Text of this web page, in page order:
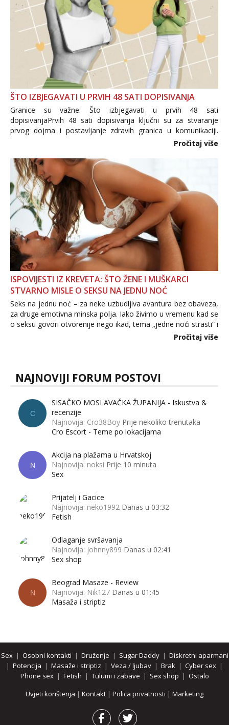
ŠTO IZBJEGAVATI U PRVIH 48 SATI DOPISIVANJA
Granice su važne: Što izbjegavati u prvih 48 sati
dopisivanjaPrvih 48 sati dopisivanja ključni su za stvaranje
prvog dojma i postavljanje zdravih granica u komunikaciji.
Važno je izbjeći prebrzo otkrivanje osobnih ili intimnih
informacija, jer nepoznata osoba još nije zaslužila to
povjerenje. Takođe...
Pročitaj više
ISPOVIJESTI IZ KREVETA: ŠTO ŽENE I MUŠKARCI
STVARNO MISLE O SEKSU NA JEDNU NOĆ
Seks na jednu noć – za neke uzbudljiva avantura bez obaveza,
za druge emotivna minska polja. Iako živimo u vremenu kad se
o seksu govori otvorenije nego ikad, tema „jedne noći strasti“ i
dalje izaziva burne rasprave. Što zapravo misle žene, a što
Pročitaj više
NAJNOVIJI FORUM POSTOVI
C
SISAČKO MOSLAVAČKA ŽUPANIJA - Iskustva &
recenzije
Najnovija: Cro38Boy Prije nekoliko trenutaka
Cro Escort - Teme po lokacijama
N
Akcija na plažama u Hrvatskoj
Najnovija: noksi Prije 10 minuta
Sex
Prijatelj i Gacice
Najnovija: neko1992 Danas u 03:32
Fetish
Odlaganje svršavanja
Najnovija: johnny899 Danas u 02:41
Sex shop
N
Beograd Masaze - Review
Najnovija: Nik127 Danas u 01:45
Masaža i striptiz
Sex| Osobni kontakti | Druženje | Sugar Daddy| Diskretni aparmani
| Potencija | Masaže i striptiz | Veza / ljubav | Brak | Cyber sex |
Phone sex| Fetish | Tulumi i zabave | Sex shop | Ostalo
Uvjeti korištenja | Kontakt | Polica privatnosti | Marketing